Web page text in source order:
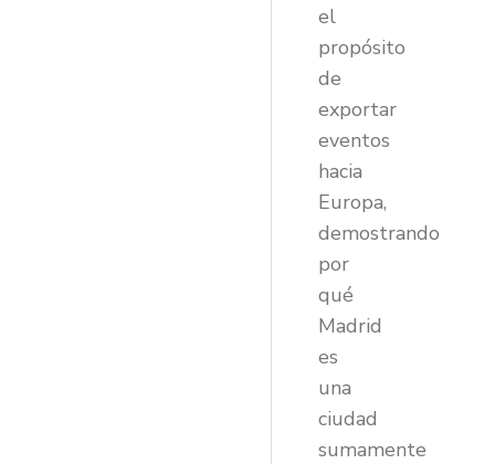
el
propósito
de
exportar
eventos
hacia
Europa,
demostrando
por
qué
Madrid
es
una
ciudad
sumamente